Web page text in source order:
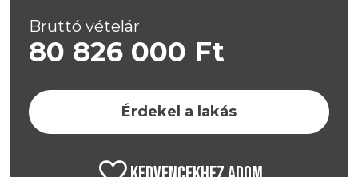
Bruttó vételár
80 826 000 Ft
Érdekel a lakás